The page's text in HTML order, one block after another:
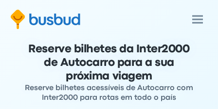
Reserve bilhetes da Inter2000
de Autocarro para a sua
próxima viagem
Reserve bilhetes acessíveis de Autocarro com
Inter2000 para rotas em todo o país